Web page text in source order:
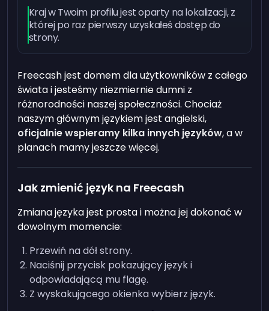
Kraj w Twoim profilu jest oparty na lokalizacji, z
której po raz pierwszy uzyskałeś dostęp do
strony.
Freecash jest domem dla użytkowników z całego
świata i jesteśmy niezmiernie dumni z
różnorodności naszej społeczności. Chociaż
naszym głównym językiem jest angielski,
oficjalnie wspieramy kilka innych języków, a w
planach mamy jeszcze więcej.
Jak zmienić język na Freecash
Zmiana języka jest prosta i można jej dokonać w
dowolnym momencie:
Przewiń na dół strony.
Naciśnij przycisk pokazujący język i
odpowiadającą mu flagę.
Z wyskakującego okienka wybierz język.